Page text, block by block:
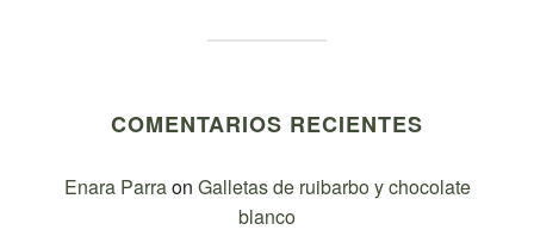
COMENTARIOS RECIENTES
Enara Parraon Galletas de ruibarbo y chocolate
blanco